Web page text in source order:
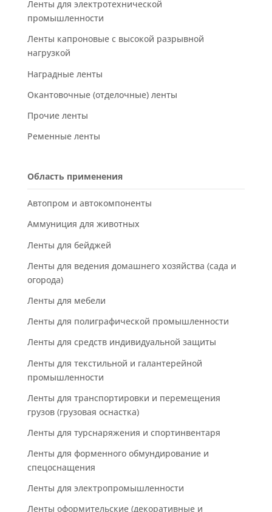
Ленты для электротехнической
промышленности
Ленты капроновые с высокой разрывной
нагрузкой
Наградные ленты
Окантовочные (отделочные) ленты
Прочие ленты
Ременные ленты
Область применения
Автопром и автокомпоненты
Аммуниция для животных
Ленты для бейджей
Ленты для ведения домашнего хозяйства (сада и
огорода)
Ленты для мебели
Ленты для полиграфической промышленности
Ленты для средств индивидуальной защиты
Ленты для текстильной и галантерейной
промышленности
Ленты для транспортировки и перемещения
грузов (грузовая оснастка)
Ленты для турснаряжения и спортинвентаря
Ленты для форменного обмундирование и
спецоснащения
Ленты для электропромышленности
Ленты оформительские (декоративные и